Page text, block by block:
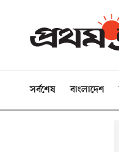
সর্বশেষ বাংলাদেশ